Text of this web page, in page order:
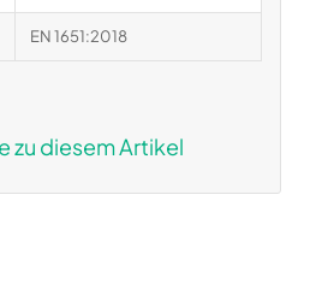
EN 1651:2018
zu diesem Artikel